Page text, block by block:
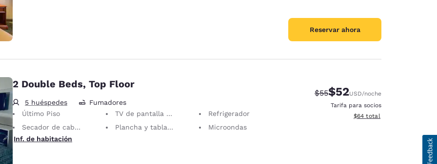
Reservar ahora
2 Double Beds, Top Floor
5 huéspedes
Fumadores
Último Piso
TV de pantalla plana
Refrigerador
Secador de cabello
Plancha y tabla de planchar
Microondas
Inf. de habitación
Precio tachado:
$55Precio con descuento:
$52USD/noche
Tarifa para socios
Ver detalles del total
$64 total